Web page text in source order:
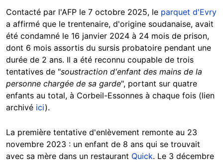
Contacté par l'AFP le 7 octobre 2025, le parquet d'Evry
a affirmé que le trentenaire, d'origine soudanaise, avait
été condamné le 16 janvier 2024 à 24 mois de prison,
dont 6 mois assortis du sursis probatoire pendant une
durée de 2 ans. Il a été reconnu coupable de trois
tentatives de "soustraction d'enfant des mains de la
personne chargée de sa garde", portant sur quatre
enfants au total, à Corbeil-Essonnes à chaque fois (lien
archivé ici).
La première tentative d'enlèvement remonte au 23
novembre 2023 : un enfant de 8 ans qui se trouvait
avec sa mère dans un restaurant Quick. Le 3 décembre